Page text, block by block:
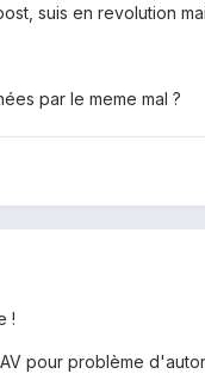
suis en revolution
par le meme mal ?
!
pour problème